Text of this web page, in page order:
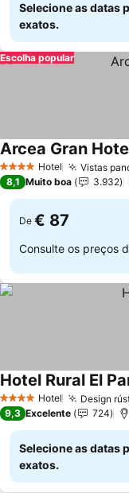
Selecione as datas
exatos.
Escolha popular
4 EstrelasHotel Vistas
Arcea Gran
8,1 Muito boa 3.932
De € 87
Consulte os preços
4 EstrelasHotel Design
Hotel Rural El
9,3 Excelente 724
Selecione as datas
exatos.